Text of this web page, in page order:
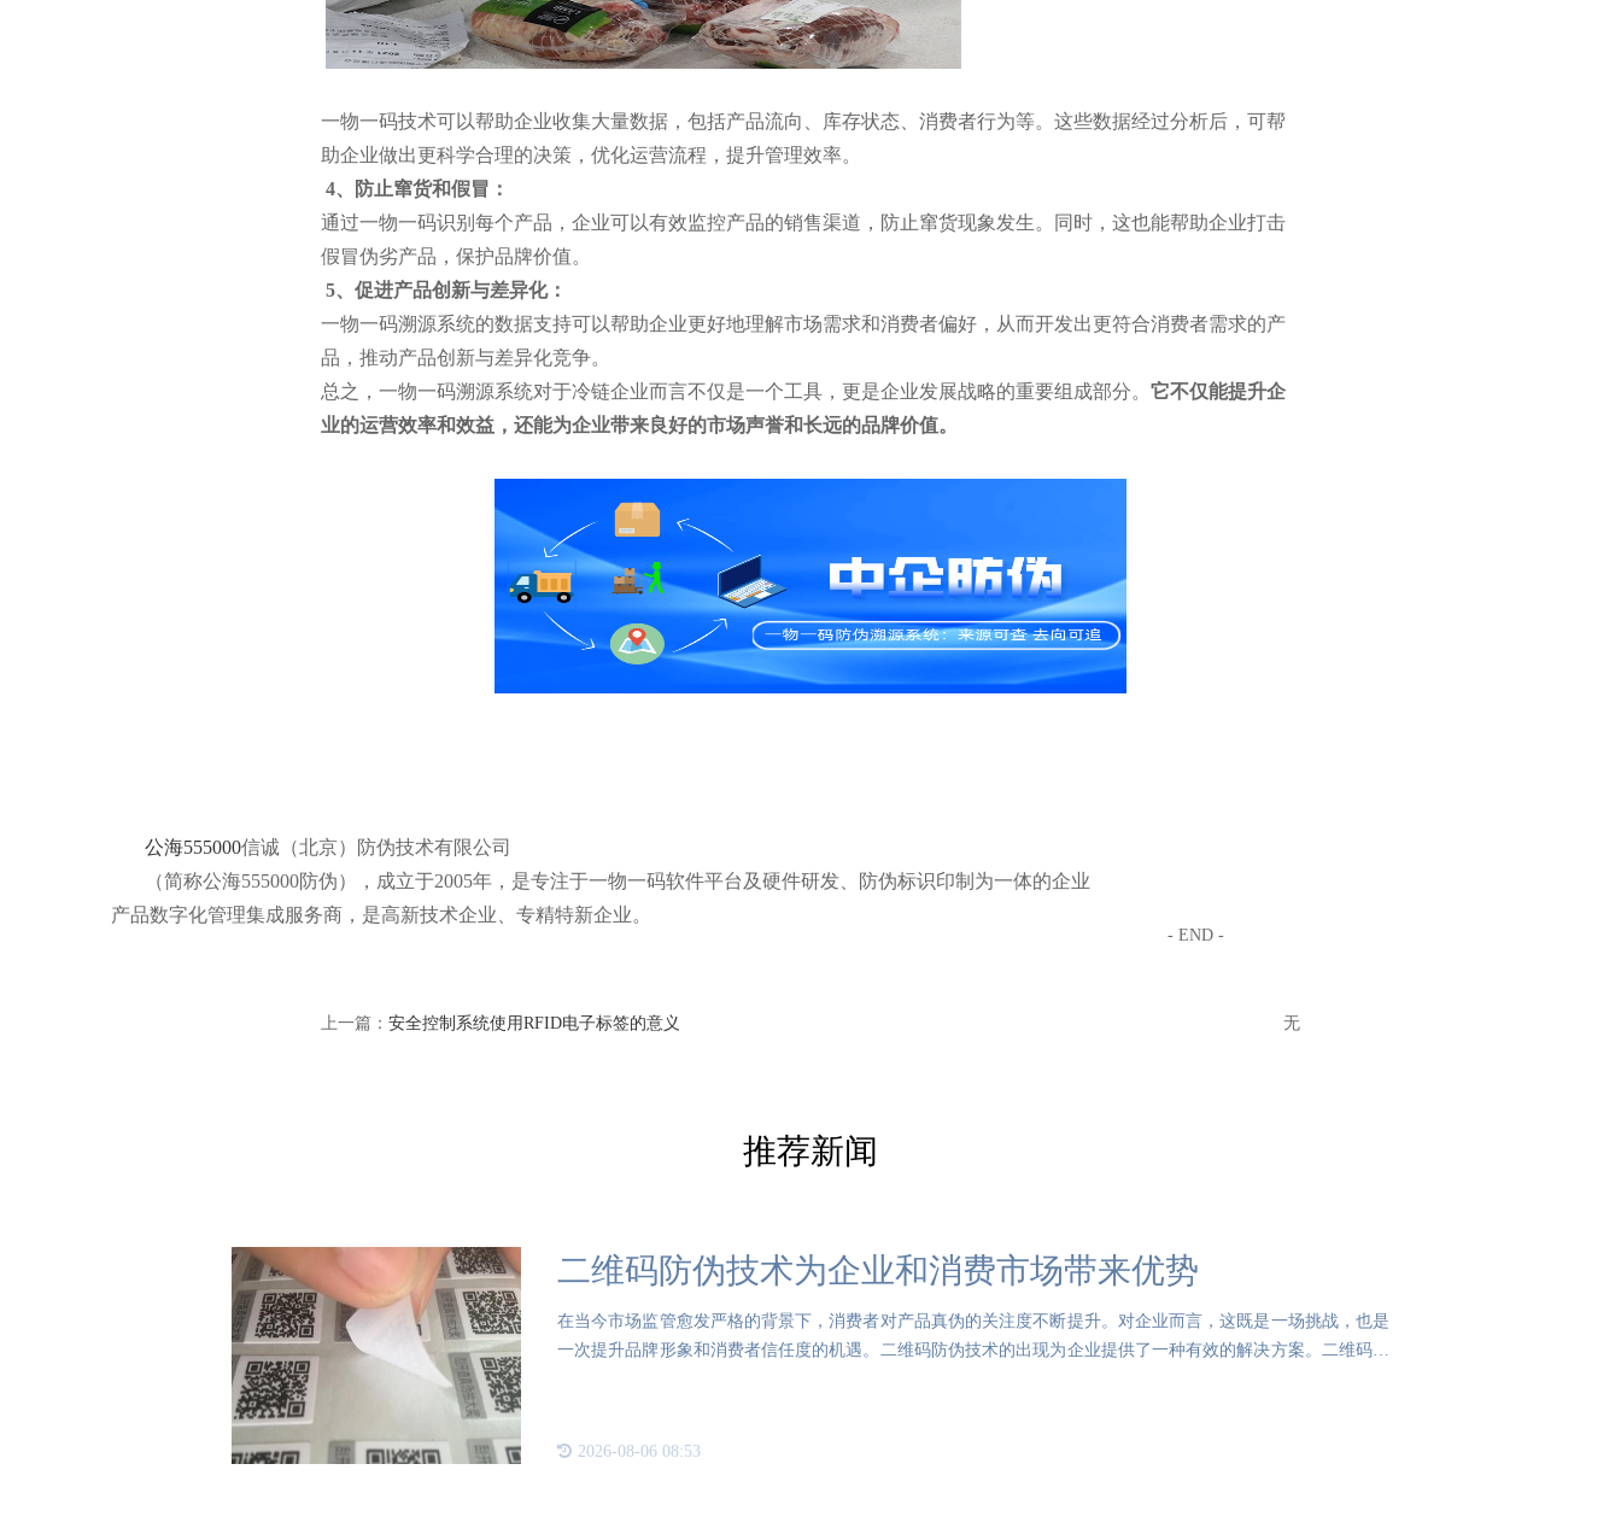
一物一码技术可以帮助企业收集大量数据，包括产品流向、库存状态、消费者行为等。这些数据经过分析后，可帮
助企业做出更科学合理的决策，优化运营流程，提升管理效率。
4、防止窜货和假冒：
通过一物一码识别每个产品，企业可以有效监控产品的销售渠道，防止窜货现象发生。同时，这也能帮助企业打击
假冒伪劣产品，保护品牌价值。
5、促进产品创新与差异化：
一物一码溯源系统的数据支持可以帮助企业更好地理解市场需求和消费者偏好，从而开发出更符合消费者需求的产
品，推动产品创新与差异化竞争。
总之，一物一码溯源系统对于冷链企业而言不仅是一个工具，更是企业发展战略的重要组成部分。 它不仅能提升企
业的运营效率和效益，还能为企业带来良好的市场声誉和长远的品牌价值。
公海555000信诚（北京）防伪技术有限公司
（简称公海555000防伪），成立于2005年，是专注于一物一码软件平台及硬件研发、防伪标识印制为一体的企业
产品数字化管理集成服务商，是高新技术企业、专精特新企业。
- END -
上一篇： 安全控制系统使用RFID电子标签的意义 无
推荐新闻
二维码防伪技术为企业和消费市场带来优势
在当今市场监管愈发严格的背景下，消费者对产品真伪的关注度不断提升。对企业而言，这既是一场挑战，也是
一次提升品牌形象和消费者信任度的机遇。二维码防伪技术的出现为企业提供了一种有效的解决方案。二维码防
2026-08-06 08:53